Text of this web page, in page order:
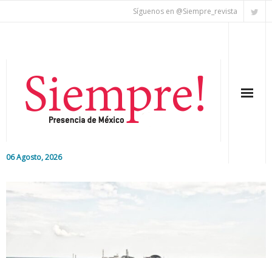
Síguenos en @Siempre_revista
06 Agosto, 2026
Nacional